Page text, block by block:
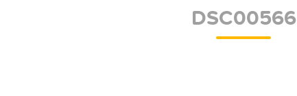
DSC00566